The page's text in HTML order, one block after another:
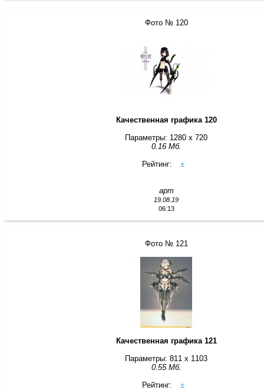
Фото № 120
Качественная графика 120
Параметры: 1280 x 720
0.16 Мб.
Рейтинг:
±
арт
19.08.19
06:13
Фото № 121
Качественная графика 121
Параметры: 811 x 1103
0.55 Мб.
Рейтинг:
±